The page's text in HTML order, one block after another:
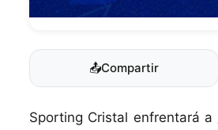
📤Compartir
Sporting Cristal enfrentará a